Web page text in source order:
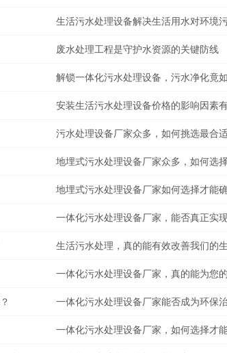
生活污水处理设备解决生活用水对环境
废水处理工程是守护水资源的关键防线
解锁一体化污水处理设备，污水净化竟
安装生活污水处理设备价格的影响因素
污水处理设备厂家众多，如何挑选最合
地埋式污水处理设备厂家众多，如何选
地埋式污水处理设备厂家如何选择才能
一体化污水处理设备厂家，能否真正实
生活污水处理，真的能有效改善我们的
一体化污水处理设备厂家，真的能为您
一体化污水处理设备厂家能否成为环保
一体化污水处理设备厂家，如何选择才